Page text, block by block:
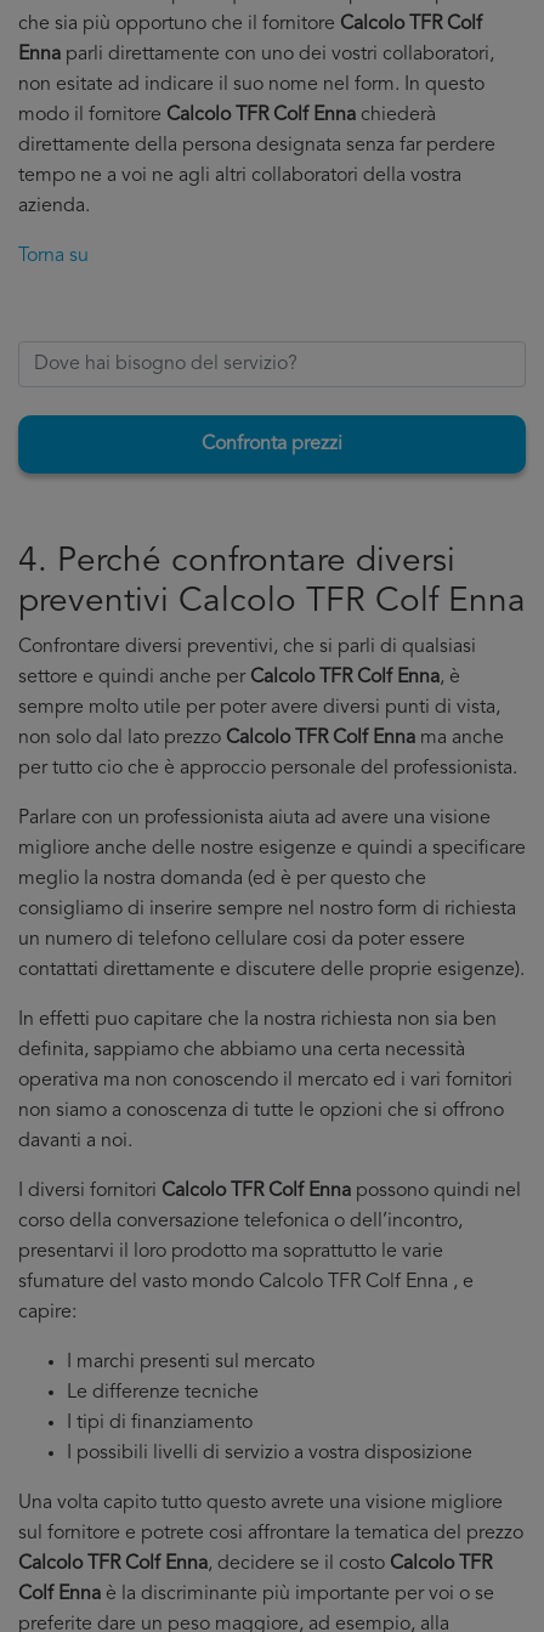
che sia più opportuno che il fornitore Calcolo TFR Colf
Enna parli direttamente con uno dei vostri collaboratori,
non esitate ad indicare il suo nome nel form. In questo
modo il fornitore Calcolo TFR Colf Enna chiederà
direttamente della persona designata senza far perdere
tempo ne a voi ne agli altri collaboratori della vostra
azienda.
Torna su
Confronta prezzi
4. Perché confrontare diversi
preventivi Calcolo TFR Colf Enna
Confrontare diversi preventivi, che si parli di qualsiasi
settore e quindi anche per Calcolo TFR Colf Enna, è
sempre molto utile per poter avere diversi punti di vista,
non solo dal lato prezzo Calcolo TFR Colf Enna ma anche
per tutto cio che è approccio personale del professionista.
Parlare con un professionista aiuta ad avere una visione
migliore anche delle nostre esigenze e quindi a specificare
meglio la nostra domanda (ed è per questo che
consigliamo di inserire sempre nel nostro form di richiesta
un numero di telefono cellulare cosi da poter essere
contattati direttamente e discutere delle proprie esigenze).
In effetti puo capitare che la nostra richiesta non sia ben
definita, sappiamo che abbiamo una certa necessità
operativa ma non conoscendo il mercato ed i vari fornitori
non siamo a conoscenza di tutte le opzioni che si offrono
davanti a noi.
I diversi fornitori Calcolo TFR Colf Enna possono quindi nel
corso della conversazione telefonica o dell’incontro,
presentarvi il loro prodotto ma soprattutto le varie
sfumature del vasto mondo Calcolo TFR Colf Enna , e
capire:
I marchi presenti sul mercato
Le differenze tecniche
I tipi di finanziamento
I possibili livelli di servizio a vostra disposizione
Una volta capito tutto questo avrete una visione migliore
sul fornitore e potrete cosi affrontare la tematica del prezzo
Calcolo TFR Colf Enna, decidere se il costo Calcolo TFR
Colf Enna è la discriminante più importante per voi o se
preferite dare un peso maggiore, ad esempio, alla